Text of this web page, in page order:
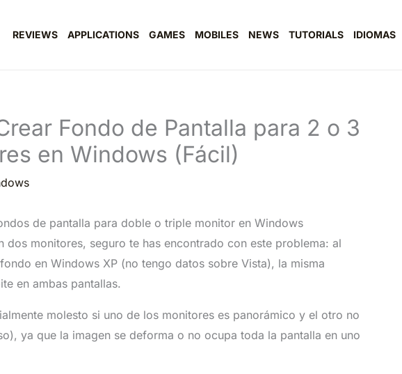
REVIEWS APPLICATIONS GAMES MOBILES NEWS TUTORIALS IDIOMAS
Fondo de Pantalla para 2 o 3
en Windows (Fácil)
de pantalla para doble o triple monitor en Windows
dos monitores, seguro te has encontrado con este problema: al
en Windows XP (no tengo datos sobre Vista), la misma
en ambas pantallas.
molesto si uno de los monitores es panorámico y el otro no
ya que la imagen se deforma o no ocupa toda la pantalla en uno